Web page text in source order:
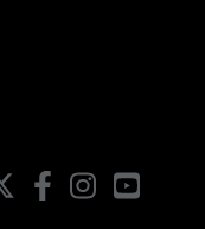
FacebookInstagram